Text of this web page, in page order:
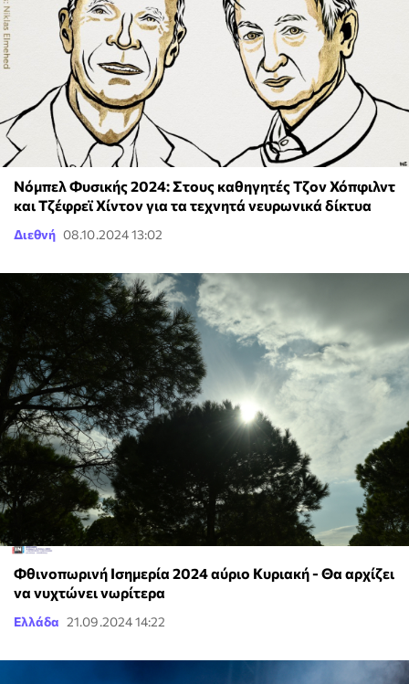
Νόμπελ Φυσικής 2024: Στους καθηγητές Τζον Χόπφιλντ
και Τζέφρεϊ Χίντον για τα τεχνητά νευρωνικά δίκτυα
Διεθνή 08.10.2024 13:02
Φθινοπωρινή Ισημερία 2024 αύριο Κυριακή - Θα αρχίζει
να νυχτώνει νωρίτερα
Ελλάδα 21.09.2024 14:22